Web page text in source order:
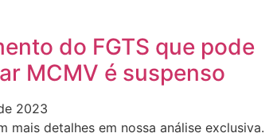
do FGTS que pode
MCMV é suspenso
2023
mais detalhes em nossa análise exclusiva.